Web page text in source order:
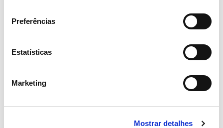
Preferências
Estatísticas
Marketing
Mostrar detalhes
2026 aprova todos os pontos